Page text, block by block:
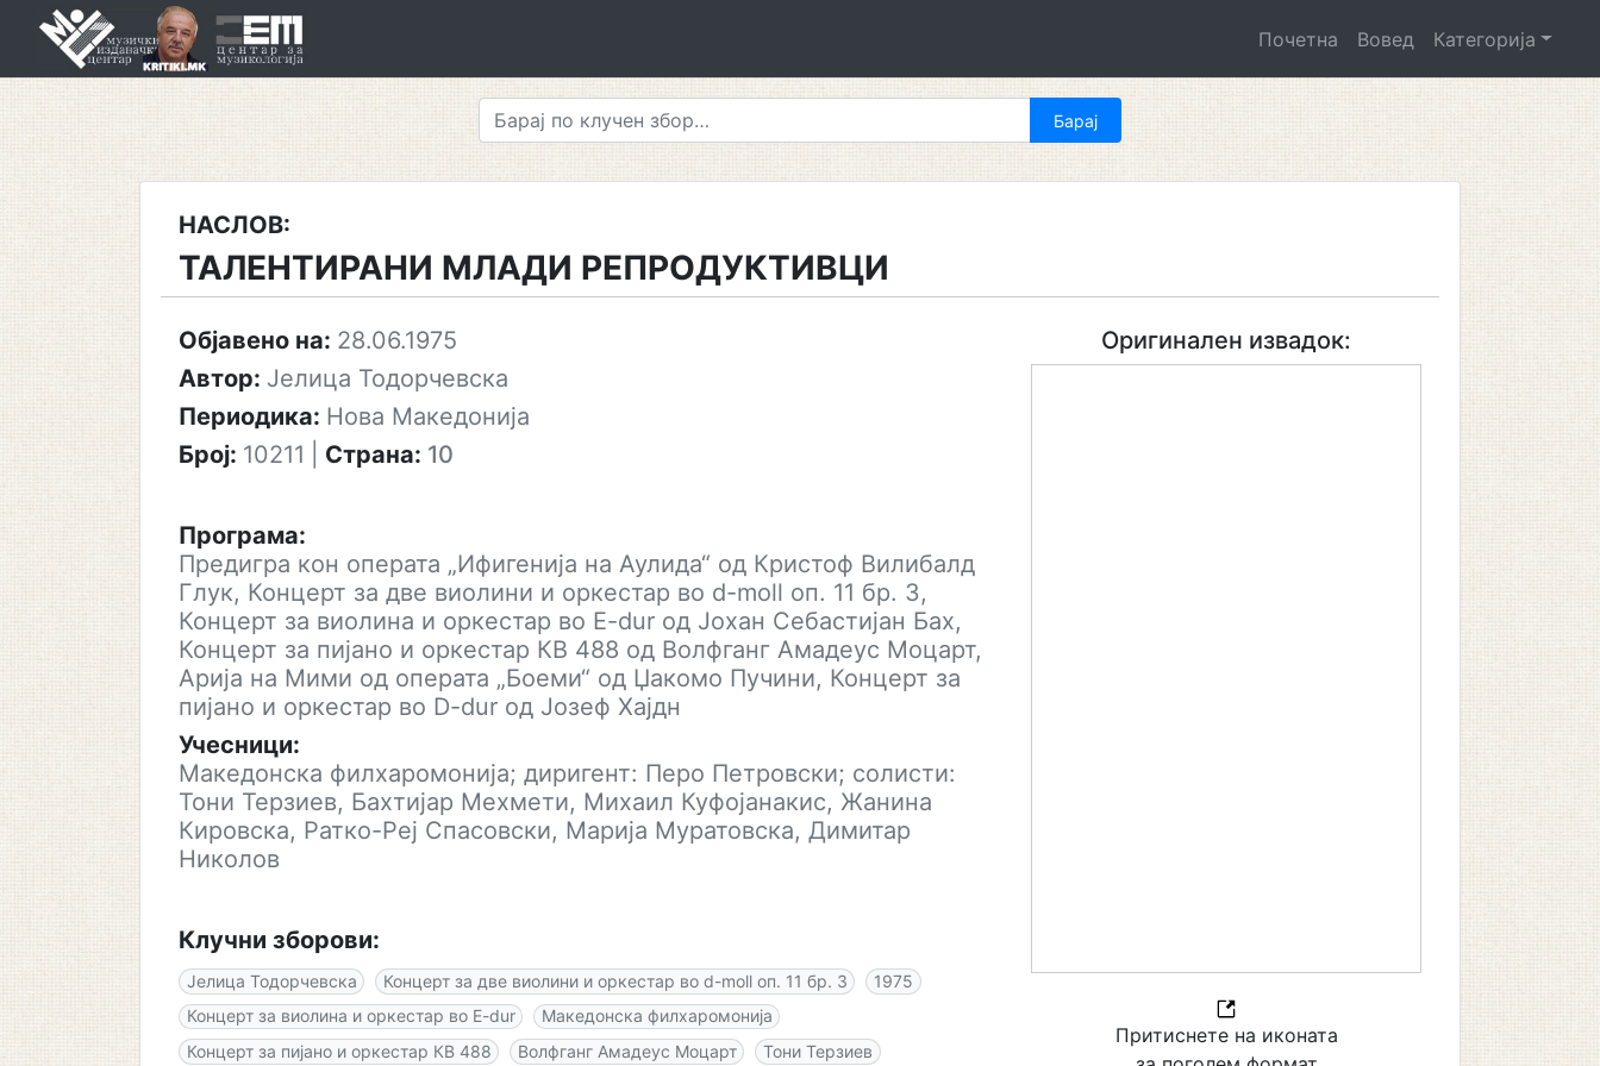
Почетна Вовед Категорија
НАСЛОВ:
ТАЛЕНТИРАНИ МЛАДИ РЕПРОДУКТИВЦИ
Објавено на: 28.06.1975
Автор: Јелица Тодорчевска
Периодика: Нова Македонија
Број: 10211 Страна: 10
Програма:
Предигра кон операта „Ифигенија на Аулида“ од Кристоф Вилибалд
Глук, Концерт за две виолини и оркестар во d-moll оп. 11 бр. 3,
Концерт за виолина и оркестар во E-dur од Јохан Себастијан Бах,
Концерт за пијано и оркестар КВ 488 од Волфганг Амадеус Моцарт,
Арија на Мими од операта „Боеми“ од Џакомо Пучини, Концерт за
пијано и оркестар во D-dur од Јозеф Хајдн
Учесници:
Македонска филхаромонија; диригент: Перо Петровски; солисти:
Тони Терзиев, Бахтијар Мехмети, Михаил Куфојанакис, Жанина
Кировска, Ратко-Реј Спасовски, Марија Муратовска, Димитар
Николов
Клучни зборови:
Јелица Тодорчевска Концерт за две виолини и оркестар во d-moll оп. 11 бр. 3
1975
Концерт за виолина и оркестар во E-dur
Македонска филхаромонија
Концерт за пијано и оркестар КВ 488
Волфганг Амадеус Моцарт Тони Терзиев
Оригинален извадок:
Притиснете на иконата